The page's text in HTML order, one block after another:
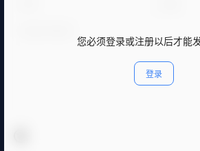
您必须登录或注册以后才能
登录